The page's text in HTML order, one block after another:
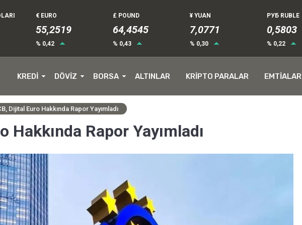
€ EURO
55,2519
% 0,42
£ POUND
64,4545
% 0,43
¥ YUAN
7,0771
% 0,30
РУБ RUBLE
0,5803
% 0,22
KREDİ DÖVİZ BORSA ALTINLAR KRİPTO PARALAR EMTİALAR
Dijital Euro Hakkında Rapor Yayımladı
Hakkında Rapor Yayımladı